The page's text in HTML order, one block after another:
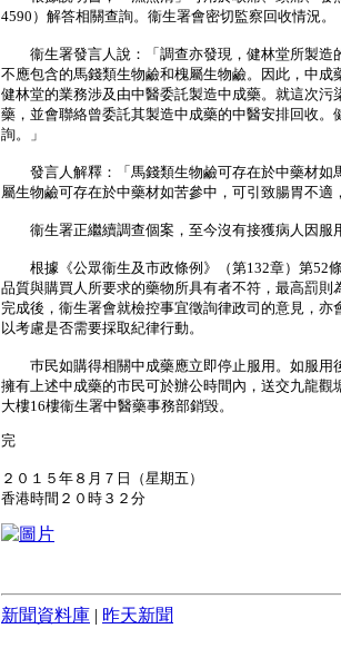
4590）解答相關查詢。衞生署會密切監察回收情況。
衞生署發言人說：「調查亦發現，健林堂所製造
不應包含的馬錢類生物鹼和槐屬生物鹼。因此，中成
健林堂的業務涉及由中醫委託製造中成藥。就這次
藥，並會聯絡曾委託其製造中成藥的中醫安排回收。
詢。」
發言人解釋：「馬錢類生物鹼可存在於中藥材如
屬生物鹼可存在於中藥材如苦參中，可引致腸胃不適
衞生署正繼續調查個案，至今沒有接獲病人因服
根據《公眾衞生及市政條例》（第132章）第52
品質與購買人所要求的藥物所具有者不符，最高罰則
完成後，衞生署會就檢控事宜徵詢律政司的意見，亦
以考慮是否需要採取紀律行動。
巿民如購得相關中成藥應立即停止服用。如服用
擁有上述中成藥的市民可於辦公時間內，送交九龍觀
大樓16樓衞生署中醫藥事務部銷毀。
完
２０１５年８月７日（星期五）
香港時間２０時３２分
新聞資料庫 | 昨天新聞